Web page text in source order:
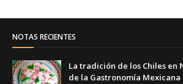
NOTAS RECIENTES
La tradición de los Chiles en
de la Gastronomía Mexicana